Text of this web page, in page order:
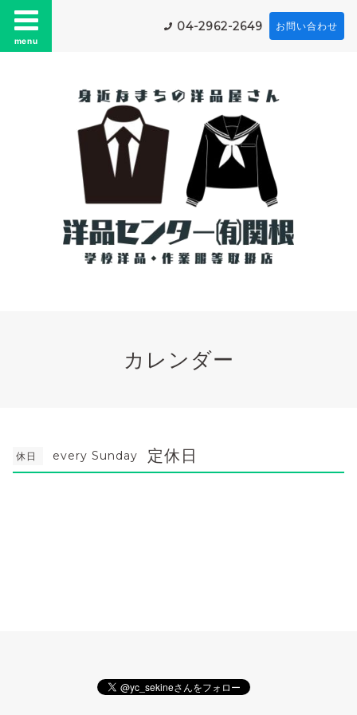
menu
04-2962-2649 お問い合わせ
カレンダー
休日 every Sunday 定休日